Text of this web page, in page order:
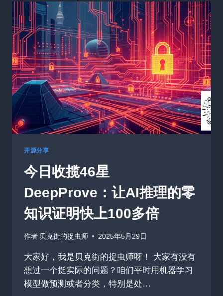
1588
星
SKTIME：
时
间
序
列
领
域
的
“瑞
士
军
炼
丹
的
烦
恼
开源分享
今日收揽46星
DeepProve：让AI推理的零
知识证明快上100多倍
作者 贝克街的捉虫师 2025年5月29日
大家好，我是贝克街的捉虫师呀！ 大家有没有
想过一个挺实际的问题？咱们平时用机器学习
模型做预测或者分类，特别是处…